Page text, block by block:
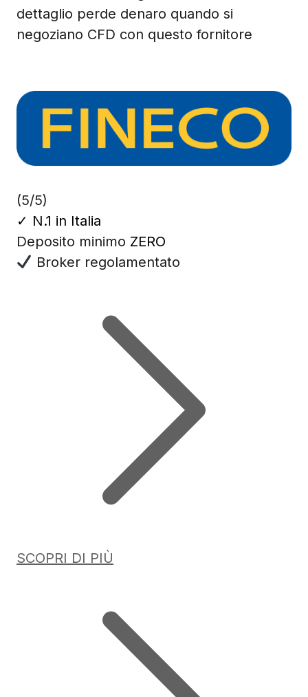
dettaglio perde denaro quando si
negoziano CFD con questo fornitore
(5/5)
✓ N.1 in Italia
Deposito minimo ZERO
Broker regolamentato
SCOPRI DI PIÙ